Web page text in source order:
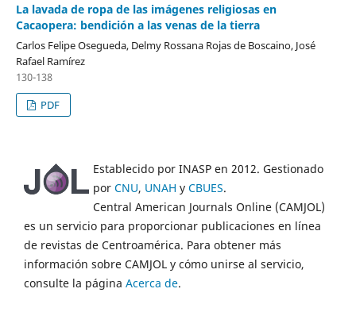
La lavada de ropa de las imágenes religiosas en
Cacaopera: bendición a las venas de la tierra
Carlos Felipe Osegueda, Delmy Rossana Rojas de Boscaino, José
Rafael Ramírez
130-138
PDF
Establecido por INASP en 2012. Gestionado
por CNU, UNAH y CBUES.
Central American Journals Online (CAMJOL)
es un servicio para proporcionar publicaciones en línea
de revistas de Centroamérica. Para obtener más
información sobre CAMJOL y cómo unirse al servicio,
consulte la página Acerca de.